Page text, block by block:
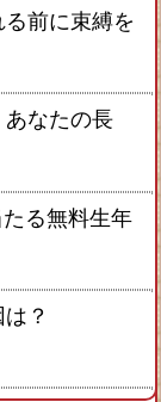
前に束縛を
あなたの長
る無料生年
？